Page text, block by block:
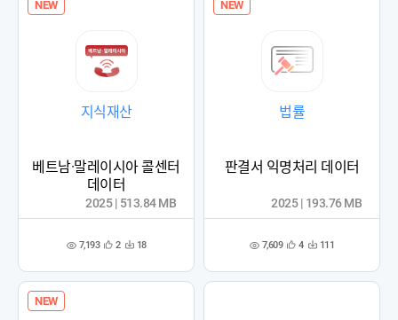
NEW
지식재산
베트남·말레이시아 콜센터
데이터
조 7,193 관
록
2 다 18
2025 | 513.84 MB
NEW
법률
판결서 익명처리 데이터
조 7,609 관
록
4 다 111
2025 | 193.76 MB
NEW